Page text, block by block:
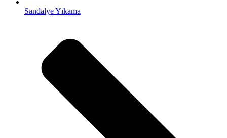
Sandalye Yıkama